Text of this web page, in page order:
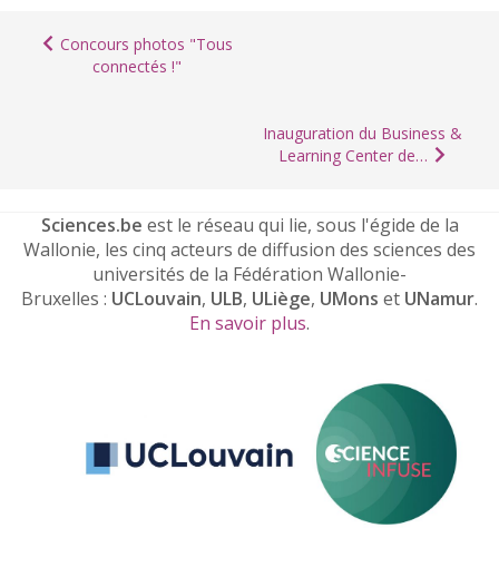
Concours photos "Tous
connectés !"
Inauguration du Business &
Learning Center de…
Sciences.be est le réseau qui lie, sous l'égide de la
Wallonie, les cinq acteurs de diffusion des sciences des
universités de la Fédération Wallonie-
Bruxelles : UCLouvain, ULB, ULiège, UMons et UNamur.
En savoir plus.